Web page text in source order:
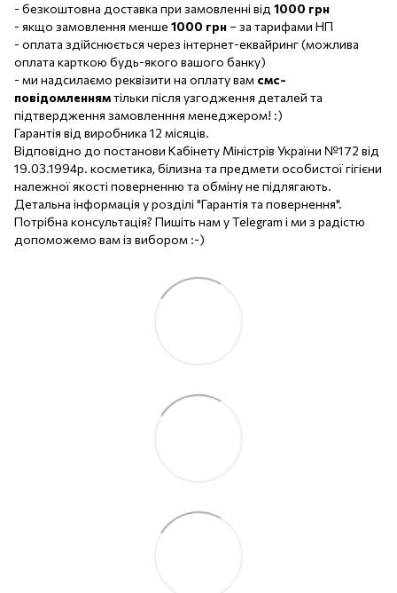
- безкоштовна доставка при замовленні від 1000 грн
- якщо замовлення менше 1000 грн– за тарифами НП
- оплата здійснюється через інтернет-еквайринг (можлива
оплата карткою будь-якого вашого банку)
- ми надсилаємо реквізити на оплату вам смс-
повідомленнямтільки після узгодження деталей та
підтвердження замовленння менеджером! :)
Гарантія від виробника 12 місяців.
Відповідно до постанови Кабінету Міністрів України №172 від
19.03.1994р. косметика, білизна та предмети особистої гігієни
належної якості поверненню та обміну не підлягають.
Детальна інформація у розділі "Гарантія та повернення".
Потрібна консультація? Пишіть нам у Telegram і ми з радістю
допоможемо вам із вибором :-)